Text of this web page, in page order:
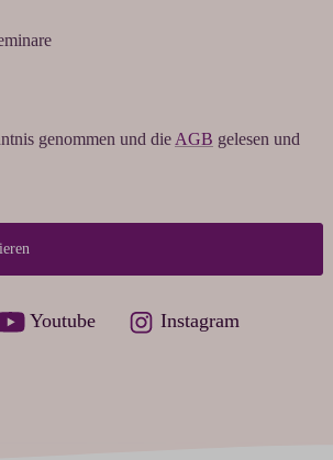
genommen und die AGB gelesen und
Youtube Instagram